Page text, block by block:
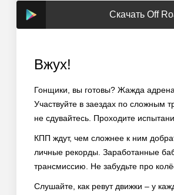
Скачать Off
Вжух!
Гонщики, вы готовы? Жажда
Участвуйте в заездах по сложным
не сдувайтесь. Проходите
КПП ждут, чем сложнее к ним
личные рекорды. Заработанные
трансмиссию. Не забудьте про
Слушайте, как ревут движки – у